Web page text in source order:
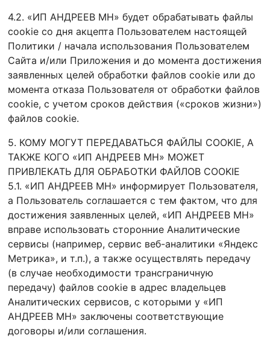
4.2. «ИП АНДРЕЕВ МН» будет обрабатывать файлы
cookie со дня акцепта Пользователем настоящей
Политики / начала использования Пользователем
Сайта и/или Приложения и до момента достижения
заявленных целей обработки файлов cookie или до
момента отказа Пользователя от обработки файлов
cookie, с учетом сроков действия («сроков жизни»)
файлов cookie.
5. КОМУ МОГУТ ПЕРЕДАВАТЬСЯ ФАЙЛЫ COOKIE, А
ТАКЖЕ КОГО «ИП АНДРЕЕВ МН» МОЖЕТ
ПРИВЛЕКАТЬ ДЛЯ ОБРАБОТКИ ФАЙЛОВ COOKIE
5.1. «ИП АНДРЕЕВ МН» информирует Пользователя,
а Пользователь соглашается с тем фактом, что для
достижения заявленных целей, «ИП АНДРЕЕВ МН»
вправе использовать сторонние Аналитические
сервисы (например, сервис веб-аналитики «Яндекс
Метрика», и т.п.), а также осуществлять передачу
(в случае необходимости трансграничную
передачу) файлов cookie в адрес владельцев
Аналитических сервисов, с которыми у «ИП
АНДРЕЕВ МН» заключены соответствующие
договоры и/или соглашения.